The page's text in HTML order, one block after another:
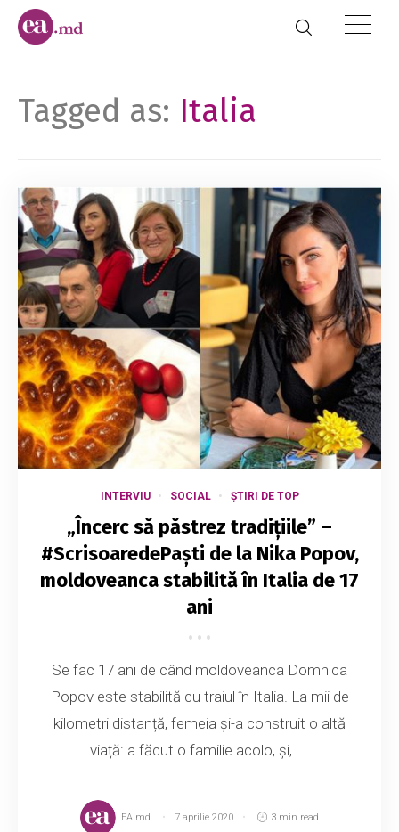
Tagged as: Italia
INTERVIU SOCIAL ȘTIRI DE TOP
„Încerc să păstrez tradițiile” –
#ScrisoaredePaști de la Nika Popov,
moldoveanca stabilită în Italia de 17
ani
Se fac 17 ani de când moldoveanca Domnica
Popov este stabilită cu traiul în Italia. La mii de
kilometri distanță, femeia și-a construit o altă
viață: a făcut o familie acolo, și, ...
EA.md 7 aprilie 2020 3 min read